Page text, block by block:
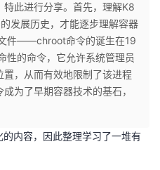
此进行分享。首先，理解K8
发展历史，才能逐步理解容器
件——chroot命令的诞生在19
性的命令，它允许系统管理员
，从而有效地限制了该进程
为了早期容器技术的基石，
内容，因此整理学习了一堆有